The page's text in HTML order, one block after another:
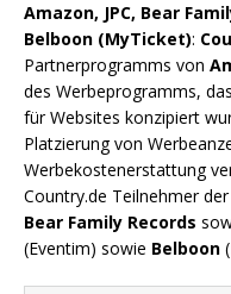
Amazon, JPC, Bear
Belboon (MyTicket):
Partnerprogramms von
des Werbeprogramms,
für Websites konzipiert
Platzierung von
Werbekostenerstattung
Country.de Teilnehmer
Bear Family Records
(Eventim) sowie Belboon